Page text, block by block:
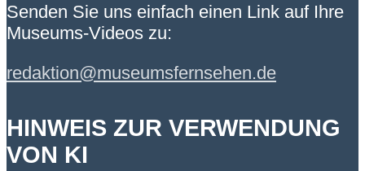
Senden Sie uns einfach einen Link auf Ihre
Museums-Videos zu:
redaktion@museumsfernsehen.de
HINWEIS ZUR VERWENDUNG
VON KI